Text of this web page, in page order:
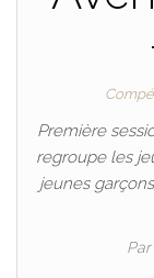
Première
regroupe les
jeunes
Par